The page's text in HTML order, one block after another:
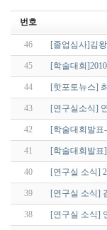
번호
46 [졸업심사]김
45 [학술대회
44 [핫포토뉴스]
43 [연구실소식]
42 [학술대회발표
41 [학술대회발표
40 [연구실 소식]
39 [연구실 소식]
38 [연구실 소식]